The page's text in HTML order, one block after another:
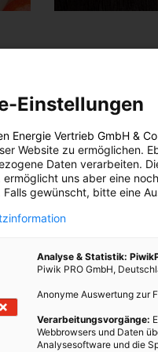
40
ein
19. FEBRUAR 2020
Das
Einstellungen
Energie Vertrieb GmbH &
Website zu ermöglichen.
Daten verarbeiten.
ermöglicht uns aber eine
Falls gewünscht, bitte eine
Analyse & Statistik:
Piwik PRO GmbH,
Anonyme Auswertung zur
Verarbeitungsvorgänge:
Webbrowsers und Daten
Analysesoftware und die